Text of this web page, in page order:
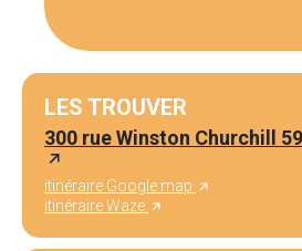
LES TROUVER
300 rue Winston Churchill
itinéraire Google map
itinéraire Waze